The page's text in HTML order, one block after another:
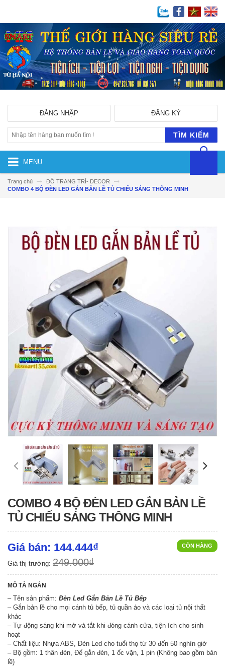
ĐĂNG KÝ
ĐĂNG NHẬP
TÌM KIẾM
MENU
Trang chủ
ĐỒ TRANG TRÍ- DECOR
COMBO 4 BỘ ĐÈN LED GẮN BẢN LỀ TỦ CHIẾU SÁNG THÔNG MINH
COMBO 4 BỘ ĐÈN LED GẮN BẢN LỀ
TỦ CHIẾU SÁNG THÔNG MINH
CÒN HÀNG
Giá bán: 144.444₫
Giá thị trường: 249.000₫
MÔ TẢ NGẮN
– Tên sản phẩm: Đèn Led Gắn Bản Lề Tủ Bếp
– Gắn bản lề cho mọi cánh tủ bếp, tủ quần áo và các loại tủ nội thất
khác
– Tự động sáng khi mở và tắt khi đóng cánh cửa, tiện ích cho sinh
hoạt
– Chất liệu: Nhựa ABS, Đèn Led cho tuổi thọ từ 30 đến 50 nghìn giờ
– Bộ gồm: 1 thân đèn, Đế gắn đèn, 1 ốc vặn, 1 pin (Không bao gồm bản
lề)